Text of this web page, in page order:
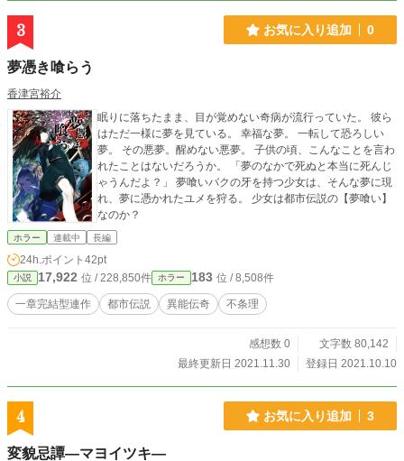
3 お気に入り追加 0
夢憑き喰らう
香津宮裕介
眠りに落ちたまま、目が覚めない奇病が流行っていた。 彼ら
はただ一様に夢を見ている。 幸福な夢。 一転して恐ろしい
夢。 その悪夢。醒めない悪夢。 子供の頃、こんなことを言わ
れたことはないだろうか。 「夢のなかで死ぬと本当に死んじ
ゃうんだよ？」 夢喰いバクの牙を持つ少女は、そんな夢に現
れ、夢に憑かれたユメを狩る。 少女は都市伝説の【夢喰い】
なのか？
ホラー 連載中 長編
24h.ポイント 42pt
小説 17,922 位 / 228,850件 ホラー 183 位 / 8,508件
一章完結型連作 都市伝説 異能伝奇 不条理
感想数 0
文字数 80,142
最終更新日 2021.11.30
登録日 2021.10.10
4 お気に入り追加 3
変貌忌譚―マヨイツキ―